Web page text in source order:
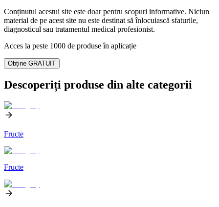
Conținutul acestui site este doar pentru scopuri informative. Niciun
material de pe acest site nu este destinat să înlocuiască sfaturile,
diagnosticul sau tratamentul medical profesionist.
Acces la peste 1000 de produse în aplicație
Obține GRATUIT
Descoperiți produse din alte categorii
Fructe
Fructe